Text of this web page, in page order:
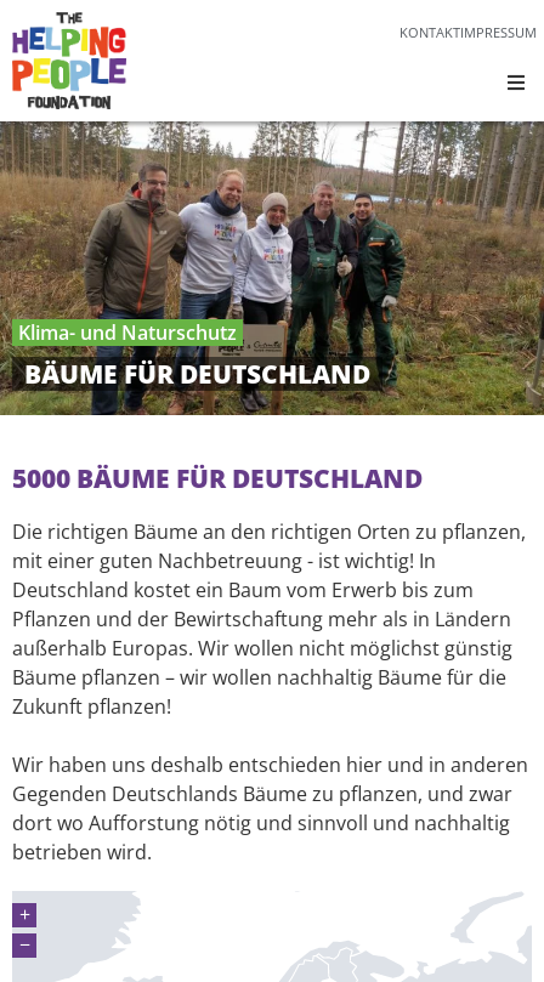
KONTAKTIMPRESSUM
Klima- und Naturschutz
BÄUME FÜR DEUTSCHLAND
5000 BÄUME FÜR DEUTSCHLAND
Die richtigen Bäume an den richtigen Orten zu pflanzen,
mit einer guten Nachbetreuung - ist wichtig! In
Deutschland kostet ein Baum vom Erwerb bis zum
Pflanzen und der Bewirtschaftung mehr als in Ländern
außerhalb Europas. Wir wollen nicht möglichst günstig
Bäume pflanzen – wir wollen nachhaltig Bäume für die
Zukunft pflanzen!
Wir haben uns deshalb entschieden hier und in anderen
Gegenden Deutschlands Bäume zu pflanzen, und zwar
dort wo Aufforstung nötig und sinnvoll und nachhaltig
betrieben wird.
+
−